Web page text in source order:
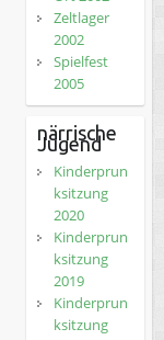
Zeltlager
2002
Spielfest
2005
närrische
Jugend
Kinderprun
ksitzung
2020
Kinderprun
ksitzung
2019
Kinderprun
ksitzung